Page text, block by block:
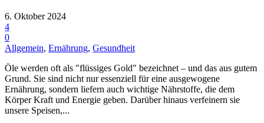
6. Oktober 2024
4
0
Allgemein, Ernährung, Gesundheit
Öle werden oft als "flüssiges Gold" bezeichnet – und das aus gutem
Grund. Sie sind nicht nur essenziell für eine ausgewogene
Ernährung, sondern liefern auch wichtige Nährstoffe, die dem
Körper Kraft und Energie geben. Darüber hinaus verfeinern sie
unsere Speisen,...